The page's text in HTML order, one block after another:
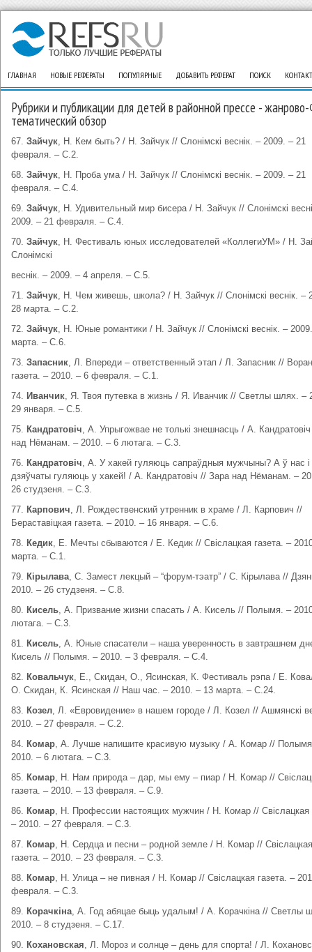
ГЛАВНАЯ НОВЫЕ РЕФЕРАТЫ ПОПУЛЯРНЫЕ ДОБАВИТЬ РЕФЕРАТ ПОИСК
Рубрики и публикации для детей в районной прессе - жанрово-
тематический обзор
67. Зайчук, Н. Кем быть? / Н. Зайчук // Слонімскі веснік. – 2009. – 21
февраля. – С.2.
68. Зайчук, Н. Проба ума / Н. Зайчук // Слонімскі веснік. – 2009. – 21
февраля. – С.4.
69. Зайчук, Н. Удивительный мир бисера / Н. Зайчук // Слонімскі
2009. – 21 февраля. – С.4.
70. Зайчук, Н. Фестиваль юных исследователей «КоллегиУМ» / Н.
Слонімскі
веснік. – 2009. – 4 апреля. – С.5.
71. Зайчук, Н. Чем живешь, школа? / Н. Зайчук // Слонімскі веснік. –
28 марта. – С.2.
72. Зайчук, Н. Юные романтики / Н. Зайчук // Слонімскі веснік. –
марта. – С.6.
73. Запасник, Л. Впереди – ответственный этап / Л. Запасник //
газета. – 2010. – 6 февраля. – С.1.
74. Иванчик, Я. Твоя путевка в жизнь / Я. Иванчик // Светлы шлях. –
29 января. – С.5.
75. Кандратовіч, А. Упрыгожвае не толькі знешнасць / А.
над Нёманам. – 2010. – 6 лютага. – С.3.
76. Кандратовіч, А. У хакей гуляюць сапраўдныя мужчыны? А ў нас і
дзяўчаты гуляюць у хакей! / А. Кандратовіч // Зара над Нёманам. –
26 студзеня. – С.3.
77. Карпович, Л. Рождественский утренник в храме / Л. Карпович //
Бераставіцкая газета. – 2010. – 16 января. – С.6.
78. Кедик, Е. Мечты сбываются / Е. Кедик // Свіслацкая газета. –
марта. – С.1.
79. Кірылава, С. Замест лекцый – “форум-тэатр” / С. Кірылава //
2010. – 26 студзеня. – С.8.
80. Кисель, А. Призвание жизни спасать / А. Кисель // Полымя. –
лютага. – С.3.
81. Кисель, А. Юные спасатели – наша уверенность в завтрашнем
Кисель // Полымя. – 2010. – 3 февраля. – С.4.
82. Ковальчук, Е., Скидан, О., Ясинская, К. Фестиваль рэпа / Е.
О. Скидан, К. Ясинская // Наш час. – 2010. – 13 марта. – С.24.
83. Козел, Л. «Евровидение» в нашем городе / Л. Козел // Ашмянскі
2010. – 27 февраля. – С.2.
84. Комар, А. Лучше напишите красивую музыку / А. Комар //
2010. – 6 лютага. – С.3.
85. Комар, Н. Нам природа – дар, мы ему – пиар / Н. Комар //
газета. – 2010. – 13 февраля. – С.9.
86. Комар, Н. Профессии настоящих мужчин / Н. Комар // Свіслацкая
– 2010. – 27 февраля. – С.3.
87. Комар, Н. Сердца и песни – родной земле / Н. Комар // Свіслацкая
газета. – 2010. – 23 февраля. – С.3.
88. Комар, Н. Улица – не пивная / Н. Комар // Свіслацкая газета. –
февраля. – С.3.
89. Корачкіна, А. Год абяцае быць удалым! / А. Корачкіна // Светлы
2010. – 8 студзеня. – С.17.
90. Кохановская, Л. Мороз и солнце – день для спорта! / Л.